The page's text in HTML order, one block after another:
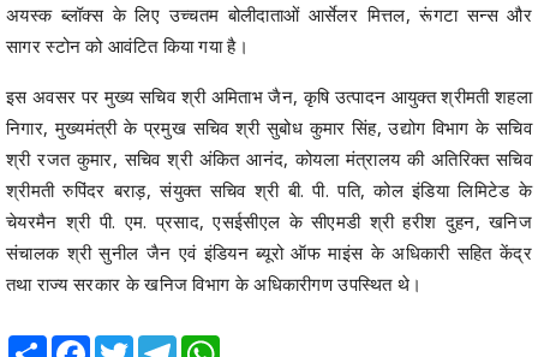
अयस्क ब्लॉक्स के लिए उच्चतम बोलीदाताओं आर्सेलर मित्तल, रूंगटा सन्स और
सागर स्टोन को आवंटित किया गया है।
इस अवसर पर मुख्य सचिव श्री अमिताभ जैन, कृषि उत्पादन आयुक्त श्रीमती शहला
निगार, मुख्यमंत्री के प्रमुख सचिव श्री सुबोध कुमार सिंह, उद्योग विभाग के सचिव
श्री रजत कुमार, सचिव श्री अंकित आनंद, कोयला मंत्रालय की अतिरिक्त सचिव
श्रीमती रुपिंदर बराड़, संयुक्त सचिव श्री बी. पी. पति, कोल इंडिया लिमिटेड के
चेयरमैन श्री पी. एम. प्रसाद, एसईसीएल के सीएमडी श्री हरीश दुहन, खनिज
संचालक श्री सुनील जैन एवं इंडियन ब्यूरो ऑफ माइंस के अधिकारी सहित केंद्र
तथा राज्य सरकार के खनिज विभाग के अधिकारीगण उपस्थित थे।
Share Facebook
TwitterTelegram